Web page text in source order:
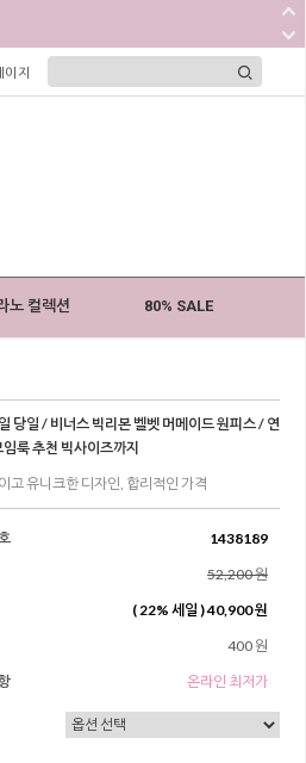
이지
노 컬렉션 80% SALE
당일 / 비너스 빅리본 벨벳 머메이드 원피스 / 연
임룩 추천 빅사이즈까지
고 유니크한 디자인, 합리적인 가격
1438189
52,200 원
(22% 세일 )40,900 원
400 원
온라인 최저가